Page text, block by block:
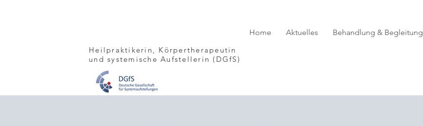
Home Aktuelles Behandlung & Begleitung
Heilpraktikerin, Körpertherapeutin
und systemische Aufstellerin (DGfS)